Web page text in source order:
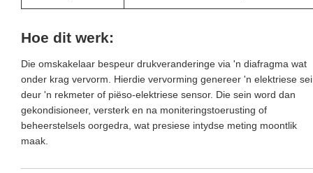
Hoe dit werk:
Die omskakelaar bespeur drukveranderinge via 'n diafragma wat
onder krag vervorm. Hierdie vervorming genereer 'n elektriese
deur 'n rekmeter of piëso-elektriese sensor. Die sein word dan
gekondisioneer, versterk en na moniteringstoerusting of
beheerstelsels oorgedra, wat presiese intydse meting moontlik
maak.